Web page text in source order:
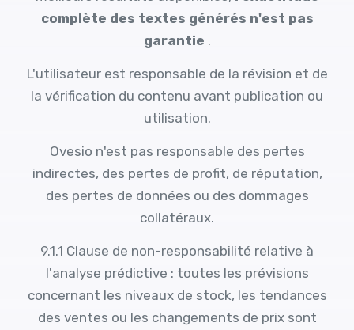
complète des textes générés n'est pas
garantie .
L'utilisateur est responsable de la révision et de
la vérification du contenu avant publication ou
utilisation.
Ovesio n'est pas responsable des pertes
indirectes, des pertes de profit, de réputation,
des pertes de données ou des dommages
collatéraux.
9.1.1 Clause de non-responsabilité relative à
l'analyse prédictive : toutes les prévisions
concernant les niveaux de stock, les tendances
des ventes ou les changements de prix sont